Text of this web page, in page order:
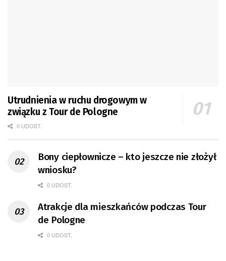
Utrudnienia w ruchu drogowym w
związku z Tour de Pologne
0 UDOST.
Bony ciepłownicze – kto jeszcze nie złożył
wniosku?
0 UDOST.
Atrakcje dla mieszkańców podczas Tour
de Pologne
0 UDOST.